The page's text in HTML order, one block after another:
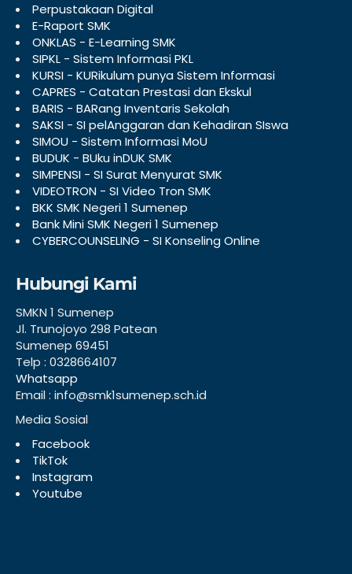
Perpustakaan Digital
E-Raport SMK
ONKLAS - E-Learning SMK
SIPKL - Sistem Informasi PKL
KURSI - KURikulum punya Sistem Informasi
CAPRES - Catatan Prestasi dan Ekskul
BARIS - BARang Inventaris Sekolah
SAKSI - SI pelAnggaran dan Kehadiran SIswa
SIMOU - Sistem Informasi MoU
BUDUK - BUku inDUK SMK
SIMPENSI - SI Surat Menyurat SMK
VIDEOTRON - SI Video Tron SMK
BKK SMK Negeri 1 Sumenep
Bank Mini SMK Negeri 1 Sumenep
CYBERCOUNSELING - SI Konseling Online
Hubungi Kami
SMKN 1 Sumenep
Jl. Trunojoyo 298 Patean
Sumenep 69451
Telp : 0328664107
Whatsapp
Email : info@smk1sumenep.sch.id
Media Sosial
Facebook
TikTok
Instagram
Youtube